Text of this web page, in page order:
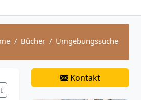
Bücher Umgebungssuche
Kontakt